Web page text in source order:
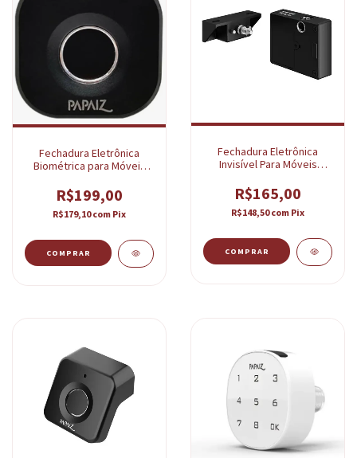
Fechadura Eletrônica
Biométrica para Móveis
R$199,00
R$179,10com Pix
Fechadura Eletrônica
Invisível Para Móveis
1002
R$165,00
R$148,50com Pix